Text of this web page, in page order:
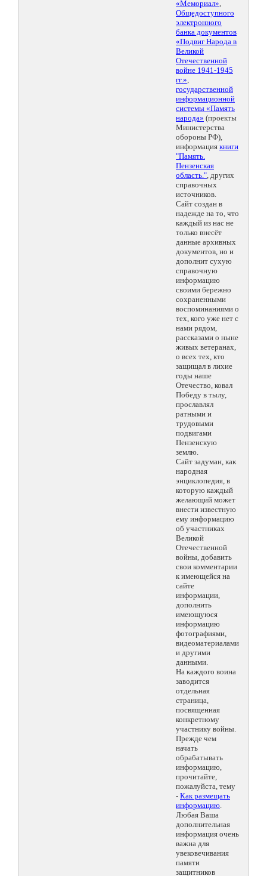
«Мемориал»,
Общедоступного
электронного
банка документов
«Подвиг Народа в
Великой
Отечественной
войне 1941-1945
гг.»,
государственной
информационной
системы «Память
народа» (проекты
Министерства
обороны РФ),
информация книги
"Память.
Пензенская
область.", других
справочных
источников.
Сайт создан в
надежде на то, что
каждый из нас не
только внесёт
данные архивных
документов, но и
дополнит сухую
справочную
информацию
своими бережно
сохраненными
воспоминаниями о
тех, кого уже нет с
нами рядом,
рассказами о ныне
живых ветеранах,
о всех тех, кто
защищал в лихие
годы наше
Отечество, ковал
Победу в тылу,
прославлял
ратными и
трудовыми
подвигами
Пензенскую
землю.
Сайт задуман, как
народная
энциклопедия, в
которую каждый
желающий может
внести известную
ему информацию
об участниках
Великой
Отечественной
войны, добавить
свои комментарии
к имеющейся на
сайте
информации,
дополнить
имеющуюся
информацию
фотографиями,
видеоматериалами
и другими
данными.
На каждого воина
заводится
отдельная
страница,
посвященная
конкретному
участнику войны.
Прежде чем
начать
обрабатывать
информацию,
прочитайте,
пожалуйста, тему
- Как размещать
информацию.
Любая Ваша
дополнительная
информация очень
важна для
увековечивания
памяти
защитников